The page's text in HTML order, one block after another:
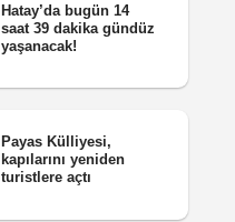
Hatay’da bugün 14
saat 39 dakika gündüz
yaşanacak!
Payas Külliyesi,
kapılarını yeniden
turistlere açtı